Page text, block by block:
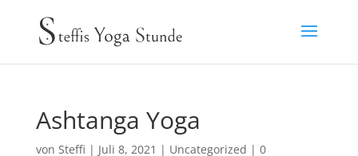
Ashtanga Yoga
von Steffi | Juli 8, 2021 | Uncategorized | 0